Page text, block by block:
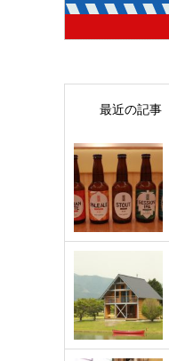
最近の記事